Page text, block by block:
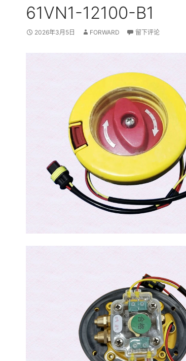
61VN1-12100-B1
2026年3月5日 FORWARD 留下评论